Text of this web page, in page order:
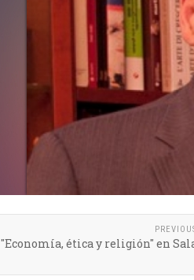
"Economía, ética y religión" en